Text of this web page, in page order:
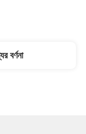
বর্ণনা